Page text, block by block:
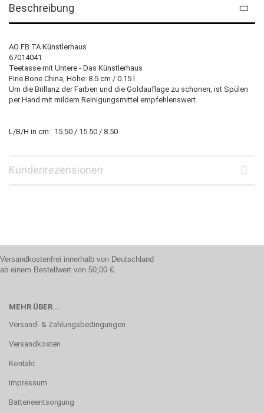
Beschreibung
AO FB TA Künstlerhaus
67014041
Teetasse mit Untere - Das Künstlerhaus
Fine Bone China, Höhe: 8.5 cm / 0.15 l
Um die Brillanz der Farben und die Goldauflage zu schonen, ist Spülen
per Hand mit mildem Reinigungsmittel empfehlenswert.
L/B/H in cm: 15.50 / 15.50 / 8.50
Kundenrezensionen
Versandkostenfrei innerhalb von Deutschland
ab einem Bestellwert von 50,00 €.
MEHR ÜBER...
Versand- & Zahlungsbedingungen
Versandkosten
Kontakt
Impressum
Batterieentsorgung